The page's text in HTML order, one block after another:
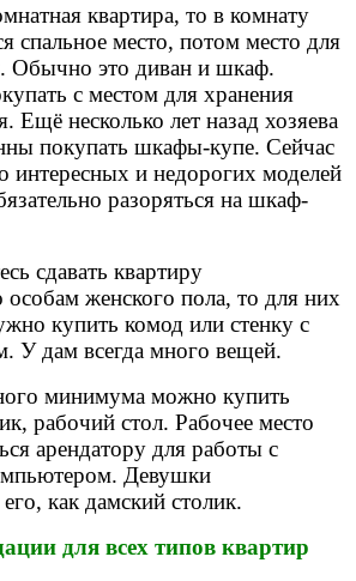
квартира, то в комнату
спальное место, потом место для
Обычно это диван и шкаф.
с местом для хранения
Ещё несколько лет назад хозяева
покупать шкафы-купе. Сейчас
интересных и недорогих моделей
разоряться на шкаф-
сдавать квартиру
женского пола, то для них
купить комод или стенку с
У дам всегда много вещей.
минимума можно купить
рабочий стол. Рабочее место
арендатору для работы с
Девушки
как дамский столик.
для всех типов квартир